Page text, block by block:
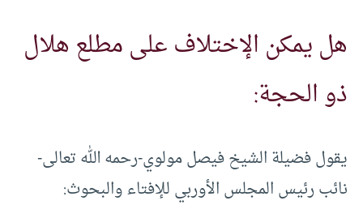
هل يمكن الإختلاف على مطلع هلال
ذو الحجة:
يقول فضيلة الشيخ فيصل مولوي-رحمه الله تعالى-
نائب رئيس المجلس الأوربي للإفتاء والبحوث: